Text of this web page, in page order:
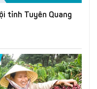
tỉnh Tuyên Quang